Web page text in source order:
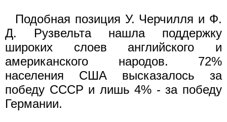
Подобная позиция У. Черчилля и Ф.
Д. Рузвельта нашла поддержку
широких слоев английского и
американского народов. 72%
населения США высказалось за
победу СССР и лишь 4% - за победу
Германии.